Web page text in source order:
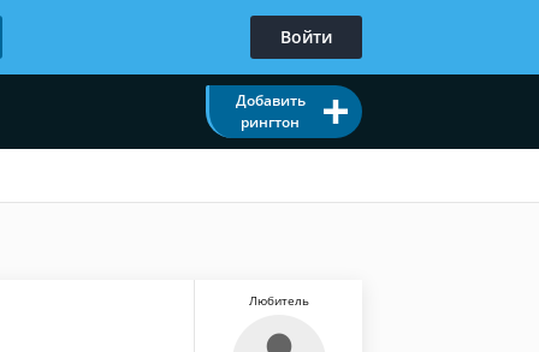
Войти
Добавить
рингтон
Любитель